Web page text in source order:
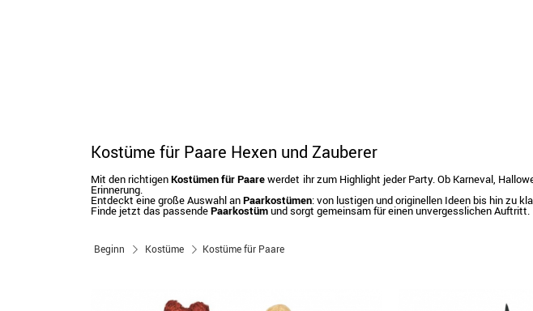
Kostüme für Paare Hexen und Zauberer
Mit den richtigenKostümen für Paarewerdet ihr zum Highlight jeder Party. Ob Karneval,
Erinnerung.
Entdeckt eine große Auswahl anPaarkostümen: von lustigen und originellen Ideen bis hin zu
Finde jetzt das passendePaarkostümund sorgt gemeinsam für einen unvergesslichen Auftritt.
Beginn Kostüme Kostüme für Paare